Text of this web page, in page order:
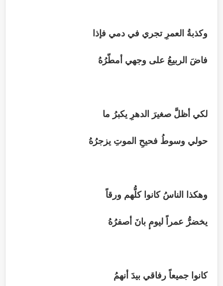
وكذبةُ العمرِ تجري في دمي فإذا
فاضَ الربيعُ على وجهي أمطّرُهُ
لكي أظلَّ صغيرَ الدهرِ يكبرُ ما
حولي وسوطُ فحيحِ الموتِ يزجرُهُ
وهكذا الناسُ كانوا كلُّهم ورقاً
يخضرُّ عمراً ليومٕ بانَ أصفرُهُ
كانوا جميعاً رفاقي بيدَ أنهمُ